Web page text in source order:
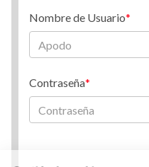
Nombre de Usuario
Contraseña